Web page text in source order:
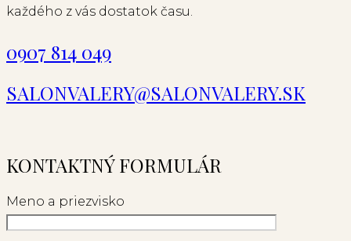
každého z vás dostatok času.
0907 814 049
SALONVALERY@SALONVALERY.SK
KONTAKTNÝ FORMULÁR
Meno a priezvisko